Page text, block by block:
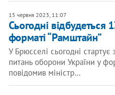
15 червня 2023, 11:07
Сьогодні відбудеться
форматі “Рамштайн”
У Брюсселі сьогодні стартує
питань оборони України у
повідомив міністр…